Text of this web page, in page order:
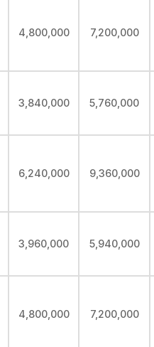
4,800,000 7,200,000
3,840,000 5,760,000
6,240,000 9,360,000
3,960,000 5,940,000
4,800,000 7,200,000